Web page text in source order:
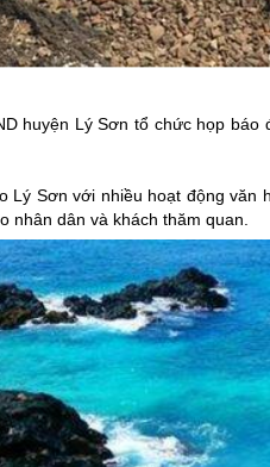
huyện Lý Sơn tổ chức họp báo
Lý Sơn với nhiều hoạt động văn
nhân dân và khách thăm quan.